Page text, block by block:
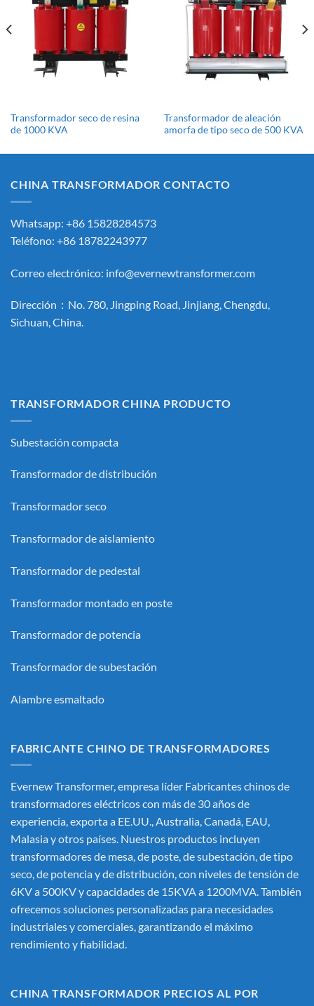
Transformador seco de resina
de 1000 KVA
Transformador de aleación
amorfa de tipo seco de 500 KVA
CHINA TRANSFORMADOR CONTACTO
Whatsapp: +86 15828284573
Teléfono: +86 18782243977
Correo electrónico: info@evernewtransformer.com
Dirección：No. 780, Jingping Road, Jinjiang, Chengdu,
Sichuan, China.
TRANSFORMADOR CHINA PRODUCTO
Subestación compacta
Transformador de distribución
Transformador seco
Transformador de aislamiento
Transformador de pedestal
Transformador montado en poste
Transformador de potencia
Transformador de subestación
Alambre esmaltado
FABRICANTE CHINO DE TRANSFORMADORES
Evernew Transformer, empresa líder Fabricantes chinos de
transformadores eléctricoscon más de 30 años de
experiencia, exporta a EE.UU., Australia, Canadá, EAU,
Malasia y otros países. Nuestros productos incluyen
transformadores de mesa, de poste, de subestación, de tipo
seco, de potencia y de distribución, con niveles de tensión de
6KV a 500KV y capacidades de 15KVA a 1200MVA. También
ofrecemos soluciones personalizadas para necesidades
industriales y comerciales, garantizando el máximo
rendimiento y fiabilidad.
CHINA TRANSFORMADOR PRECIOS AL POR